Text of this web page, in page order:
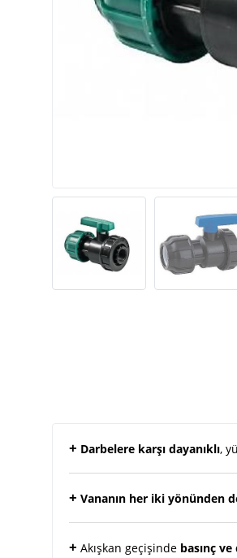
+ Darbelere karşı dayanıklı,
+ Vananın her iki yönünden
+ Akışkan geçişinde basınç